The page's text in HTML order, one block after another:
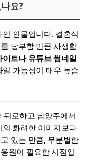
요?
인물입니다. 결혼식
당부할 만큼 사생활
이트나 유튜브 썸네일
일 가능성이 매우 높습
뒤로하고 남양주에서
화려한 이미지보다
있는 만큼, 무분별한
원이 필요한 시점입